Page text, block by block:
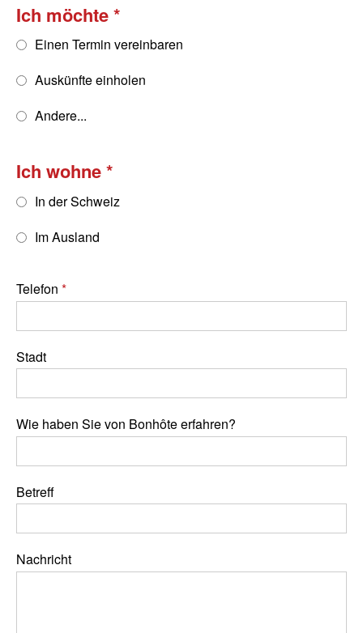
Ich möchte
Einen Termin vereinbaren
Auskünfte einholen
Andere...
Ich wohne
In der Schweiz
Im Ausland
Telefon
Stadt
Wie haben Sie von Bonhôte erfahren?
Betreff
Nachricht